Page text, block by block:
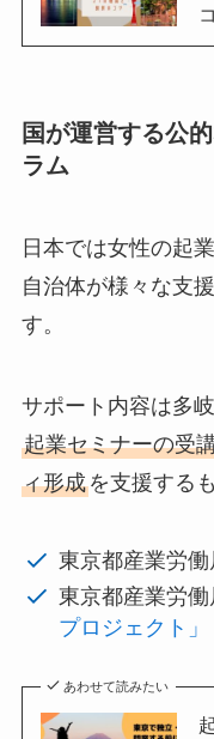
国が運営する公
ラム
日本では女性の起
自治体が様々な支
す。
サポート内容は多
起業セミナーの受
ィ形成を支援する
東京都産業労働
東京都産業労働
プロジェクト」
あわせて読みたい